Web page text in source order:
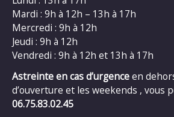
Mardi : 9h à 12h – 13h à 17h
Mercredi : 9h à 12h
Jeudi : 9h à 12h
Vendredi : 9h à 12h et 13h à 17h
Astreinte en cas d’urgenceen
d’ouverture et les weekends , vous
06.75.83.02.45